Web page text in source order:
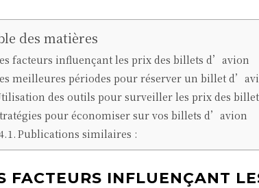
des matières
facteurs influençant les prix des billets d’avion
meilleures périodes pour réserver un billet
des outils pour surveiller les prix des
pour économiser sur vos billets d’avion
Publications similaires :
FACTEURS INFLUENÇANT